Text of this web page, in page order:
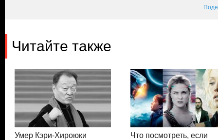
Читайте также
Умер Кэри-Хироюки
Что посмотреть, если